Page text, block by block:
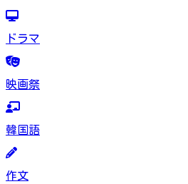
ドラマ
映画祭
韓国語
作文